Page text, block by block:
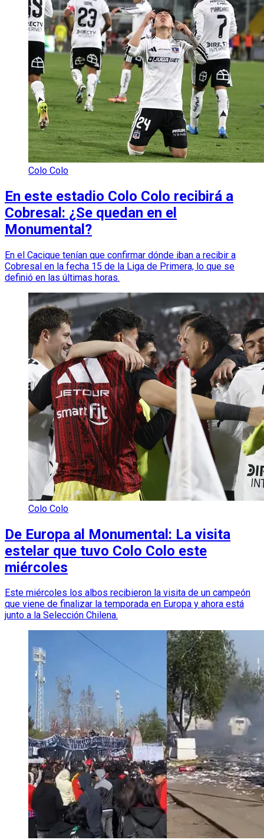
Colo Colo
En este estadio Colo Colo recibirá a
Cobresal: ¿Se quedan en el
Monumental?
En el Cacique tenían que confirmar dónde iban a recibir a
Cobresal en la fecha 15 de la Liga de Primera, lo que se
definió en las últimas horas.
Colo Colo
De Europa al Monumental: La visita
estelar que tuvo Colo Colo este
miércoles
Este miércoles los albos recibieron la visita de un campeón
que viene de finalizar la temporada en Europa y ahora está
junto a la Selección Chilena.